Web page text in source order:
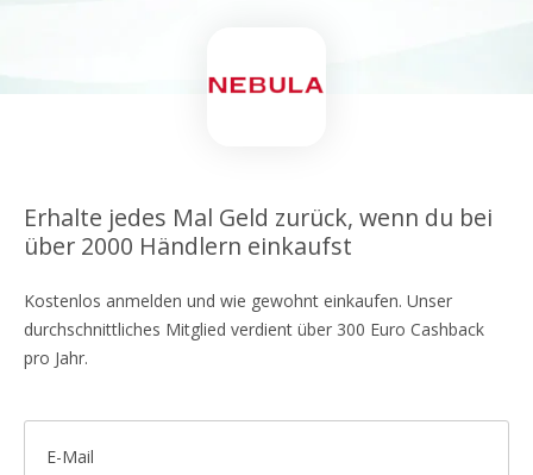
Erhalte jedes Mal Geld zurück, wenn du bei
über 2000 Händlern einkaufst
Kostenlos anmelden und wie gewohnt einkaufen. Unser
durchschnittliches Mitglied verdient über 300 Euro Cashback
pro Jahr.
E-Mail